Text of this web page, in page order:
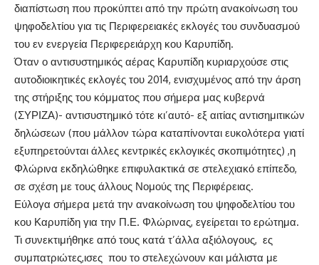
διαπίστωση που προκύπτει από την πρώτη ανακοίνωση του
ψηφοδελτίου για τις Περιφερειακές εκλογές του συνδυασμού
του εν ενεργεία Περιφερειάρχη κου Καρυπίδη.
Όταν ο αντισυστημικός αέρας Καρυπίδη κυριαρχούσε στις
αυτοδιοικητικές εκλογές του 2014, ενισχυμένος από την άρση
της στήριξης του κόμματος που σήμερα μας κυβερνά
(ΣΥΡΙΖΑ)- αντισυστημικό τότε κι’αυτό- εξ αιτίας αντισημιτικών
δηλώσεων (που μάλλον τώρα καταπίνονται ευκολότερα γιατί
εξυπηρετούνται άλλες κεντρικές εκλογικές σκοπιμότητες) ,η
Φλώρινα εκδηλώθηκε επιφυλακτικά σε στελεχιακό επίπεδο,
σε σχέση με τους άλλους Νομούς της Περιφέρειας.
Εύλογα σήμερα μετά την ανακοίνωση του ψηφοδελτίου του
κου Καρυπίδη για την Π.Ε. Φλώρινας, εγείρεται το ερώτημα.
Τι συνεκτιμήθηκε από τους κατά τ’άλλα αξιόλογους, ες
συμπατριώτες,ισες που το στελεχώνουν και μάλιστα με